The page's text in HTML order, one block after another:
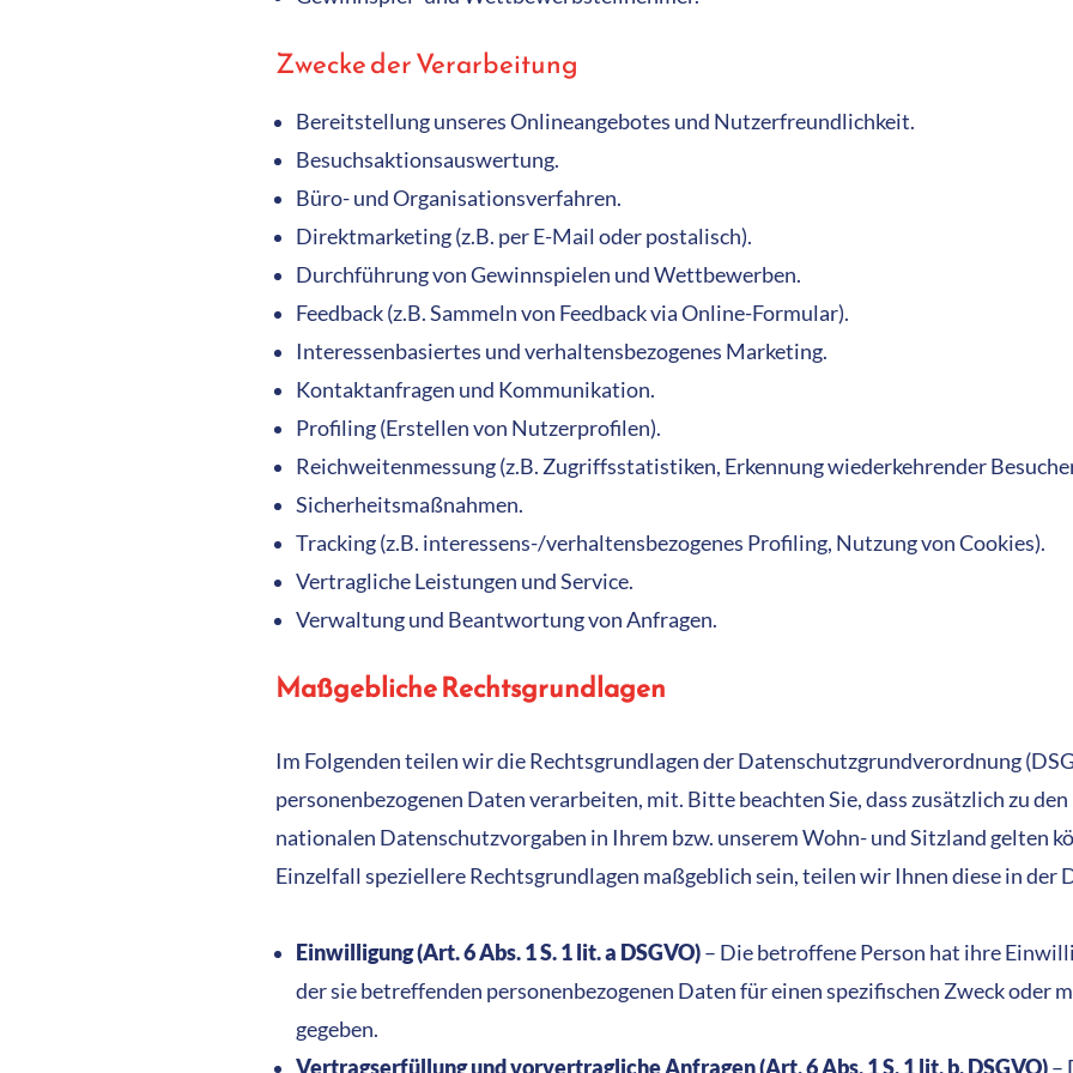
Zwecke der Verarbeitung
Bereitstellung unseres Onlineangebotes und Nutzerfreundlichkeit.
Besuchsaktionsauswertung.
Büro- und Organisationsverfahren.
Direktmarketing (z.B. per E-Mail oder postalisch).
Durchführung von Gewinnspielen und Wettbewerben.
Feedback (z.B. Sammeln von Feedback via Online-Formular).
Interessenbasiertes und verhaltensbezogenes Marketing.
Kontaktanfragen und Kommunikation.
Profiling (Erstellen von Nutzerprofilen).
Reichweitenmessung (z.B. Zugriffsstatistiken, Erkennung wiederkehrender
Sicherheitsmaßnahmen.
Tracking (z.B. interessens-/verhaltensbezogenes Profiling, Nutzung von Cookies).
Vertragliche Leistungen und Service.
Verwaltung und Beantwortung von Anfragen.
Maßgebliche Rechtsgrundlagen
Im Folgenden teilen wir die Rechtsgrundlagen der Datenschutzgrundverordnung
personenbezogenen Daten verarbeiten, mit. Bitte beachten Sie, dass zusätzlich zu
nationalen Datenschutzvorgaben in Ihrem bzw. unserem Wohn- und Sitzland gelten
Einzelfall speziellere Rechtsgrundlagen maßgeblich sein, teilen wir Ihnen diese in der
Einwilligung (Art. 6 Abs. 1 S. 1 lit. a DSGVO)– Die betroffene Person hat ihre
der sie betreffenden personenbezogenen Daten für einen spezifischen Zweck oder
gegeben.
Vertragserfüllung und vorvertragliche Anfragen(Art. 6 Abs. 1 S. 1 lit. b. DSGVO)–